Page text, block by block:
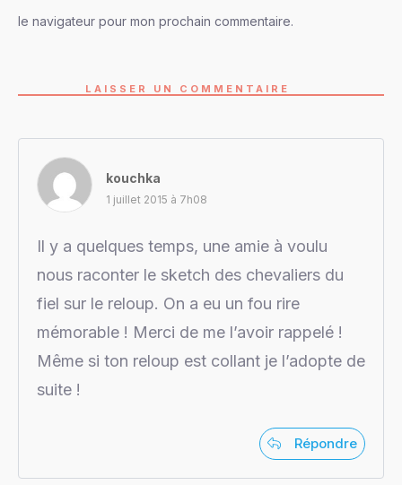
le navigateur pour mon prochain commentaire.
LAISSER UN COMMENTAIRE
kouchka
1 juillet 2015 à 7h08
Il y a quelques temps, une amie à voulu
nous raconter le sketch des chevaliers du
fiel sur le reloup. On a eu un fou rire
mémorable ! Merci de me l’avoir rappelé !
Même si ton reloup est collant je l’adopte de
suite !
Répondre